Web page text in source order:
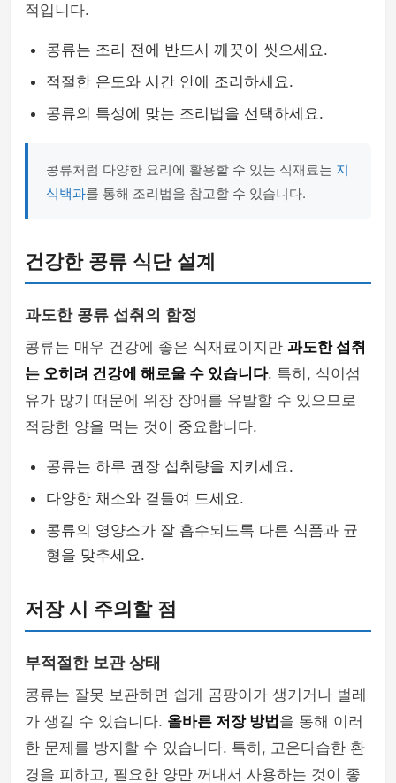
적입니다.
콩류는 조리 전에 반드시 깨끗이 씻으세요.
적절한 온도와 시간 안에 조리하세요.
콩류의 특성에 맞는 조리법을 선택하세요.
콩류처럼 다양한 요리에 활용할 수 있는 식재료는 지
식백과를 통해 조리법을 참고할 수 있습니다.
건강한 콩류 식단 설계
과도한 콩류 섭취의 함정
콩류는 매우 건강에 좋은 식재료이지만 과도한 섭취
는 오히려 건강에 해로울 수 있습니다. 특히, 식이섬
유가 많기 때문에 위장 장애를 유발할 수 있으므로
적당한 양을 먹는 것이 중요합니다.
콩류는 하루 권장 섭취량을 지키세요.
다양한 채소와 곁들여 드세요.
콩류의 영양소가 잘 흡수되도록 다른 식품과 균
형을 맞추세요.
저장 시 주의할 점
부적절한 보관 상태
콩류는 잘못 보관하면 쉽게 곰팡이가 생기거나 벌레
가 생길 수 있습니다. 올바른 저장 방법 을 통해 이러
한 문제를 방지할 수 있습니다. 특히, 고온다습한 환
경을 피하고, 필요한 양만 꺼내서 사용하는 것이 좋